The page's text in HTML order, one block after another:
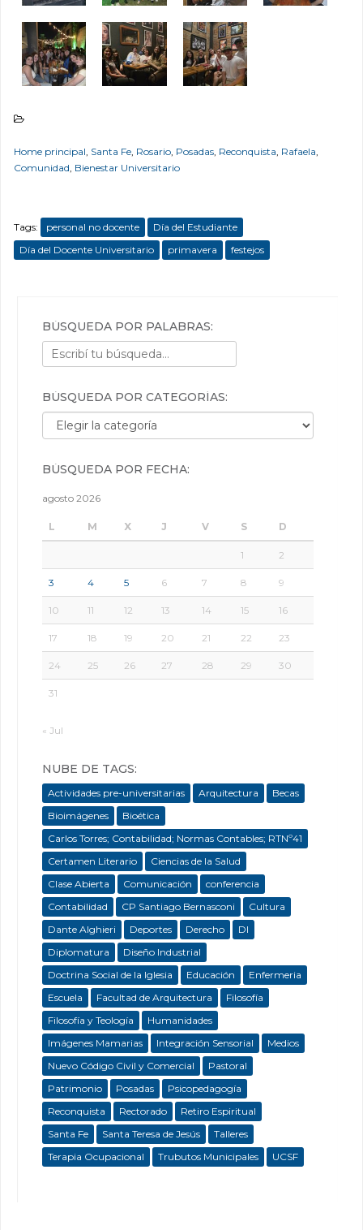
Home principal Santa Fe Rosario Posadas Reconquista Rafaela
Comunidad Bienestar Universitario
Tags: personal no docente
Día del Estudiante
Día del Docente Universitario
primavera festejos
BÚSQUEDA POR PALABRAS:
BÚSQUEDA POR CATEGORÍAS:
Búsqueda por categorías:
BÚSQUEDA POR FECHA:
agosto 2026
L M X J V S D
1 2
3 4 5 6 7 8 9
10 11 12 13 14 15 16
17 18 19 20 21 22 23
24 25 26 27 28 29 30
31
« Jul
NUBE DE TAGS:
Actividades pre-universitarias Arquitectura
Becas
Bioimágenes
Bioética
Carlos Torres; Contabilidad; Normas Contables; RTNº41
Certamen Literario
Ciencias de la Salud
Clase Abierta
Comunicación
conferencia
Contabilidad
CP Santiago Bernasconi
Cultura
Dante Alghieri
Deportes Derecho
DI
Diplomatura
Diseño Industrial
Doctrina Social de la Iglesia
Educación
Enfermeria
Escuela
Facultad de Arquitectura
Filosofía
Filosofía y Teología
Humanidades
Imágenes Mamarias
Integración Sensorial
Medios
Nuevo Código Civil y Comercial
Pastoral
Patrimonio
Posadas
Psicopedagogía
Reconquista
Rectorado
Retiro Espiritual
Santa Fe
Santa Teresa de Jesús
Talleres
Terapia Ocupacional
Trubutos Municipales UCSF